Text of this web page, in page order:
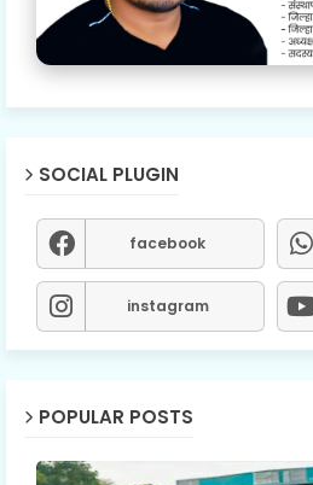
SOCIAL PLUGIN
facebook
instagram
POPULAR POSTS